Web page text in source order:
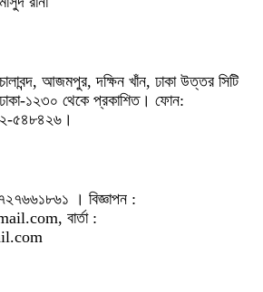
আজমপুর, দক্ষিন খাঁন, ঢাকা উত্তর সিটি
ঢাকা-১২৩০ থেকে প্রকাশিত। ফোন:
৫৪৮৪২৬।
। বিজ্ঞাপন :
বার্তা :